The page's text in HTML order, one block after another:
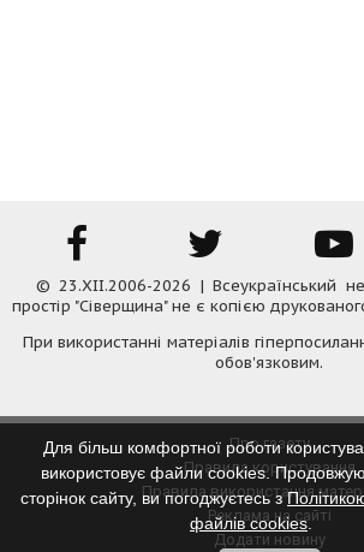
© 23.XII.2006-2026 | Всеукраїнський
простір "Сіверщина" не є копією
При використанні матеріалів
обов'язковим.
Про газету
Правила користування
Правила використання
Реклама на сайті
Додати новину
Для більш комфортної роботи
використовує файли cookies.
сторінок сайту, ви погоджуєтесь з
файлів cookies.